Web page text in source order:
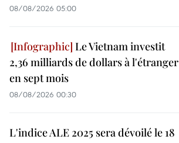
08/08/2026 05:00
Le Vietnam investit
2,36 milliards de dollars à l'étranger
en sept mois
08/08/2026 00:30
L'indice ALE 2025 sera dévoilé le 18